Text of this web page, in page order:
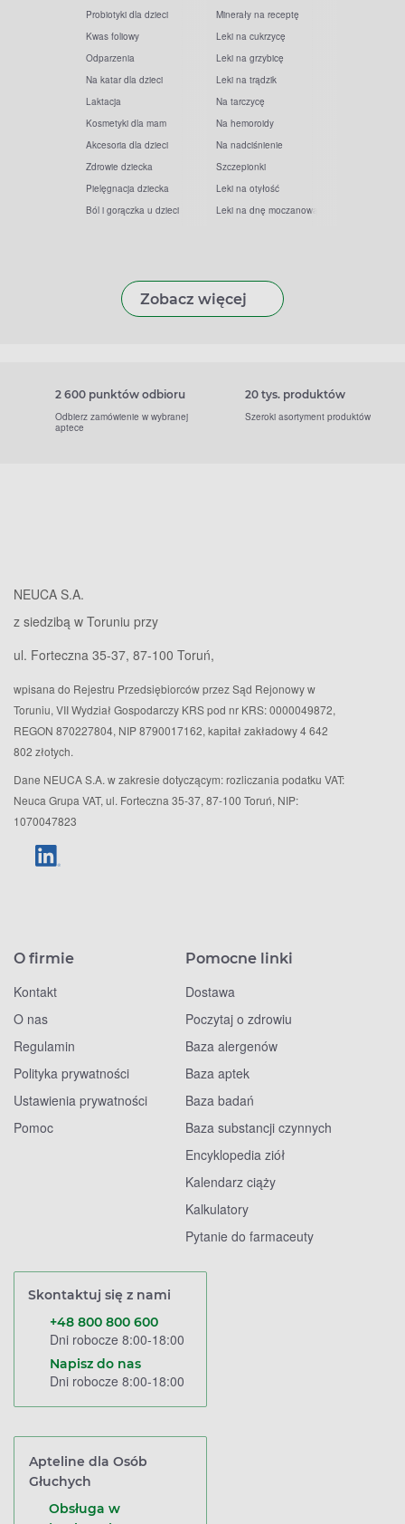
Probiotyki dla dzieci
Kwas foliowy
Odparzenia
Na katar dla dzieci
Laktacja
Kosmetyki dla mam
Akcesoria dla dzieci
Zdrowie dziecka
Pielęgnacja dziecka
Ból i gorączka u dzieci
Minerały na receptę
Leki na cukrzycę
Leki na grzybicę
Leki na trądzik
Na tarczycę
Na hemoroidy
Na nadciśnienie
Szczepionki
Leki na otyłość
Leki na dnę moczanową
Zobacz więcej
2 600 punktów odbioru
Odbierz zamówienie w wybranej
aptece
20 tys. produktów
Szeroki asortyment produktów
NEUCA S.A.
z siedzibą w Toruniu przy
ul. Forteczna 35-37, 87-100 Toruń,
wpisana do Rejestru Przedsiębiorców przez Sąd Rejonowy w
Toruniu, VII Wydział Gospodarczy KRS pod nr KRS: 0000049872,
REGON 870227804, NIP 8790017162, kapitał zakładowy 4 642
802 złotych.
Dane NEUCA S.A. w zakresie dotyczącym: rozliczania podatku VAT:
Neuca Grupa VAT, ul. Forteczna 35-37, 87-100 Toruń, NIP:
1070047823
O firmie
Kontakt
O nas
Regulamin
Polityka prywatności
Ustawienia prywatności
Pomoc
Pomocne linki
Dostawa
Poczytaj o zdrowiu
Baza alergenów
Baza aptek
Baza badań
Baza substancji czynnych
Encyklopedia ziół
Kalendarz ciąży
Kalkulatory
Pytanie do farmaceuty
Skontaktuj się z nami
+48 800 800 600
Dni robocze 8:00-18:00
Napisz do nas
Dni robocze 8:00-18:00
Apteline dla Osób
Głuchych
Obsługa w